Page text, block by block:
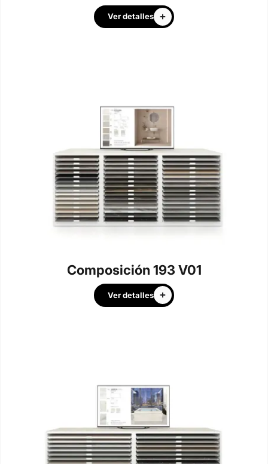
Ver detalles
Composición 193 V01
Ver detalles